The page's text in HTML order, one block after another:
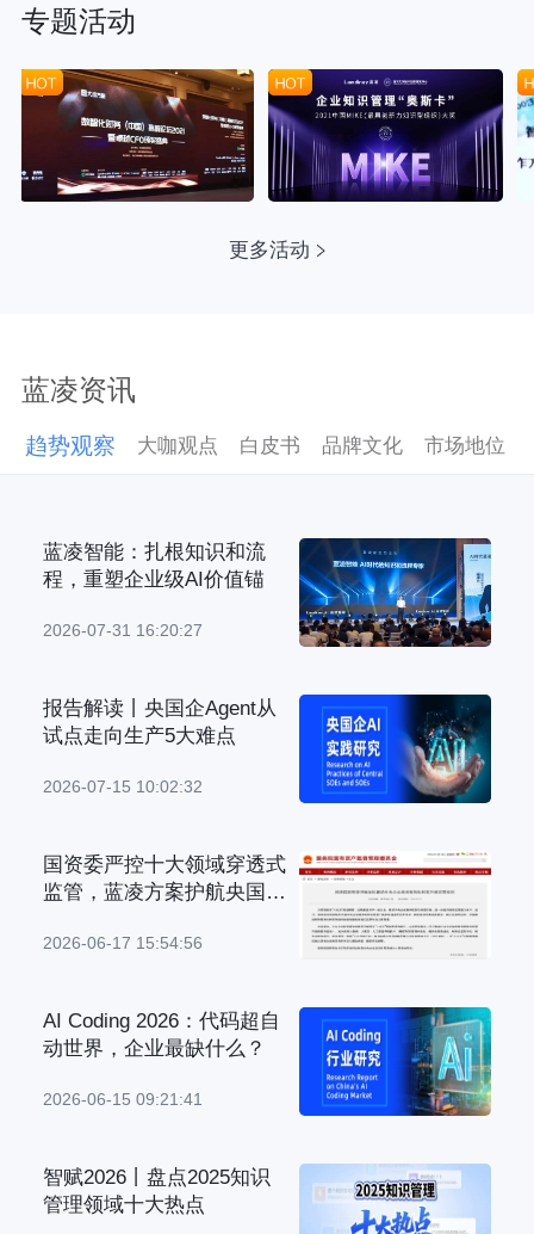
专题活动
更多活动
蓝凌资讯
趋势观察 大咖观点 白皮书 品牌文化 市场地位
蓝凌智能：扎根知识和流
程，重塑企业级AI价值锚
2026-07-31 16:20:27
报告解读丨央国企Agent从
试点走向生产5大难点
2026-07-15 10:02:32
国资委严控十大领域穿透式
监管，蓝凌方案护航央国企
2026-06-17 15:54:56
AI Coding 2026：代码超自
动世界，企业最缺什么？
2026-06-15 09:21:41
智赋2026丨盘点2025知识
管理领域十大热点